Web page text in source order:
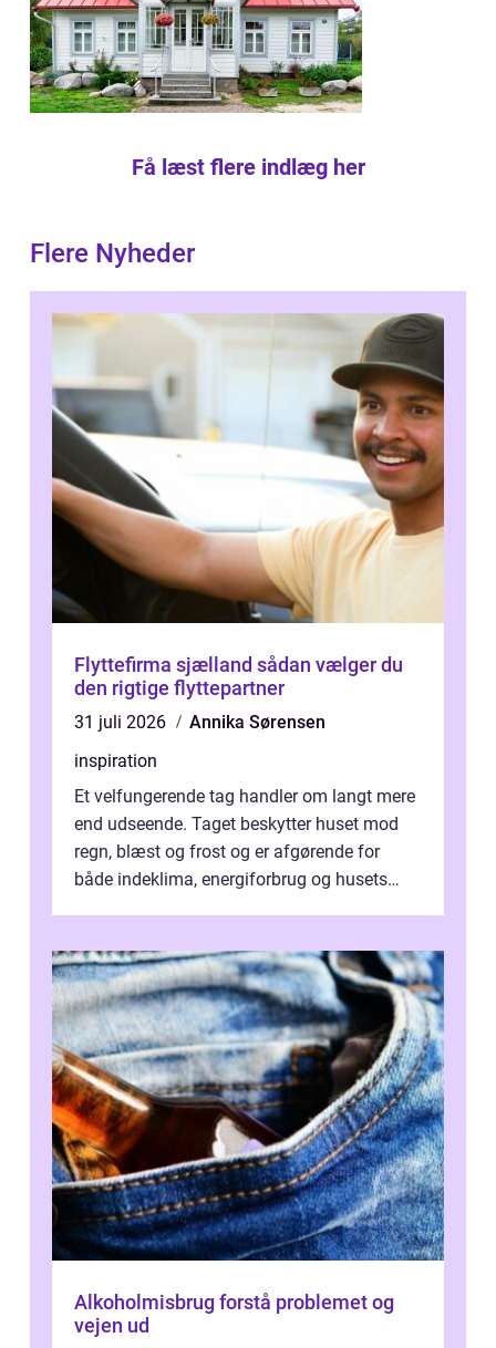
Få læst flere indlæg her
Flere Nyheder
Flyttefirma sjælland sådan vælger du
den rigtige flyttepartner
31 juli 2026
Annika Sørensen
inspiration
Et velfungerende tag handler om langt mere
end udseende. Taget beskytter huset mod
regn, blæst og frost og er afgørende for
både indeklima, energiforbrug og husets
Alkoholmisbrug forstå problemet og
vejen ud